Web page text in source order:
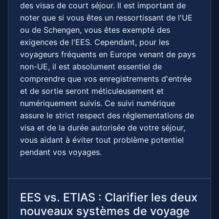
des visas de court séjour. Il est important de
noter que si vous êtes un ressortissant de l'UE
ou de Schengen, vous êtes exempté des
exigences de l'EES. Cependant, pour les
voyageurs fréquents en Europe venant de pays
non-UE, il est absolument essentiel de
comprendre que vos enregistrements d'entrée
et de sortie seront méticuleusement et
numériquement suivis. Ce suivi numérique
assure le strict respect des réglementations de
visa et de la durée autorisée de votre séjour,
vous aidant à éviter tout problème potentiel
pendant vos voyages.
EES vs. ETIAS : Clarifier les deux
nouveaux systèmes de voyage